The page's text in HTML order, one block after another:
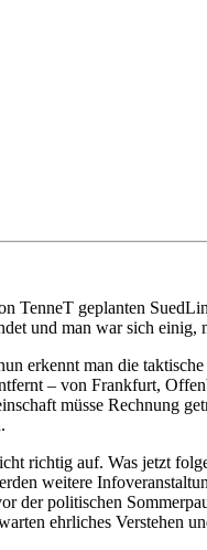
TenneT geplanten
und man war sich
erkennt man die
– von Frankfurt,
müsse Rechnung
richtig auf. Was jetzt
weitere
der politischen
ehrliches Verstehen